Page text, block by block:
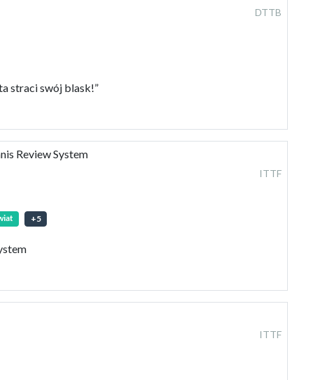
DTTB
straci swój blask!”
Review System
ITTF
+5
ITTF